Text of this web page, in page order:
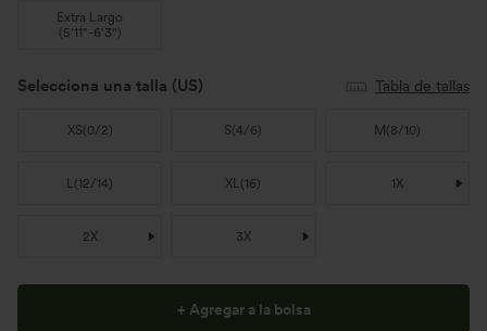
Extra Largo
(5'11"-6'3")
Selecciona una talla (US) Tabla de tallas
XS(0/2) S(4/6) M (8/10)
L(12/14) XL(16) 1X
2X 3X
+ Agregar a la bolsa